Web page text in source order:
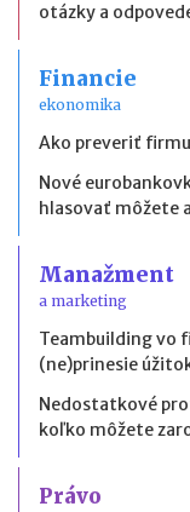
otázky a
Financie
ekonomika
Ako preveriť
Nové
hlasovať môžete
Manažment
a marketing
Teambuilding vo
(ne)prinesie
Nedostatkové
koľko môžete
Právo